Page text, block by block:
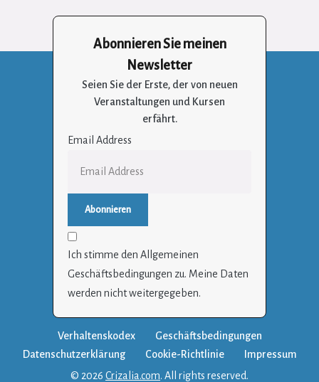
Abonnieren Sie meinen
Newsletter
Seien Sie der Erste, der von neuen
Veranstaltungen und Kursen
erfährt.
Email Address
Ich stimme den Allgemeinen
Geschäftsbedingungen zu. Meine Daten
werden nicht weitergegeben.
Verhaltenskodex
Geschäftsbedingungen
Datenschutzerklärung
Cookie-Richtlinie
Impressum
© 2026 Crizalia.com. All rights reserved.